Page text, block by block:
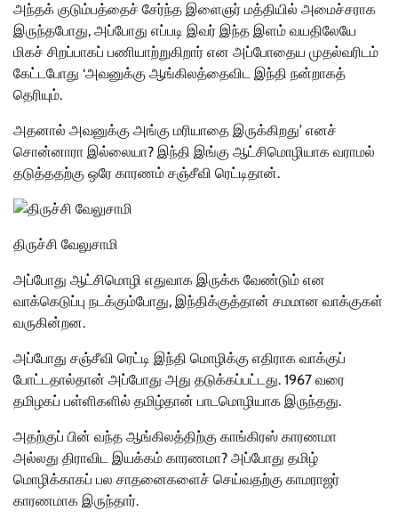
அந்தக் குடும்பத்தைச் சேர்ந்த இளைஞர் மத்தியில் அமைச்சராக
இருந்தபோது, அப்போது எப்படி இவர் இந்த இளம் வயதிலேயே
மிகச் சிறப்பாகப் பணியாற்றுகிறார் என அப்போதைய முதல்வரிடம்
கேட்டபோது ‘அவனுக்கு ஆங்கிலத்தைவிட இந்தி நன்றாகத்
தெரியும்.
அதனால் அவனுக்கு அங்கு மரியாதை இருக்கிறது’ எனச்
சொன்னாரா இல்லையா? இந்தி இங்கு ஆட்சிமொழியாக வராமல்
தடுத்ததற்கு ஒரே காரணம் சஞ்சீவி ரெட்டிதான்.
திருச்சி வேலுசாமி
அப்போது ஆட்சிமொழி எதுவாக இருக்க வேண்டும் என
வாக்கெடுப்பு நடக்கும்போது, இந்திக்குத்தான் சமமான வாக்குகள்
வருகின்றன.
அப்போது சஞ்சீவி ரெட்டி இந்தி மொழிக்கு எதிராக வாக்குப்
போட்டதால்தான் அப்போது அது தடுக்கப்பட்டது. 1967 வரை
தமிழகப் பள்ளிகளில் தமிழ்தான் பாடமொழியாக இருந்தது.
அதற்குப் பின் வந்த ஆங்கிலத்திற்கு காங்கிரஸ் காரணமா
அல்லது திராவிட இயக்கம் காரணமா? அப்போது தமிழ்
மொழிக்காகப் பல சாதனைகளைச் செய்வதற்கு காமராஜர்
காரணமாக இருந்தார்.